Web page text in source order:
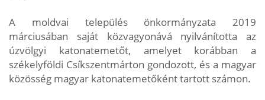
A moldvai település önkormányzata 2019
márciusában saját közvagyonává nyilvánította az
úzvölgyi katonatemetőt, amelyet korábban a
székelyföldi Csíkszentmárton gondozott, és a magyar
közösség magyar katonatemetőként tartott számon.